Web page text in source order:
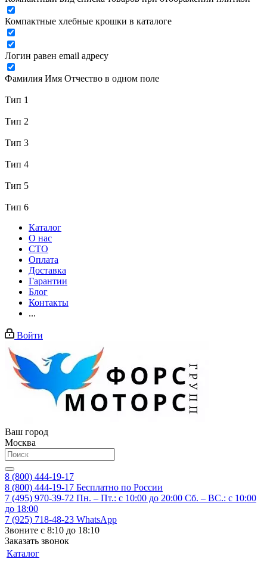
Компактные хлебные крошки в каталоге
Логин равен email адресу
Фамилия Имя Отчество в одном поле
Тип 1
Тип 2
Тип 3
Тип 4
Тип 5
Тип 6
Каталог
О нас
СТО
Оплата
Доставка
Гарантии
Блог
Контакты
...
Войти
Ваш город
Москва
8 (800) 444-19-17
8 (800) 444-19-17 Бесплатно по России
7 (495) 970-39-72 Пн. – Пт.: с 10:00 до 20:00 Сб. – ВС.: c 10:00
до 18:00
7 (925) 718-48-23 WhatsApp
Звоните с 8:10 до 18:10
Заказать звонок
Каталог